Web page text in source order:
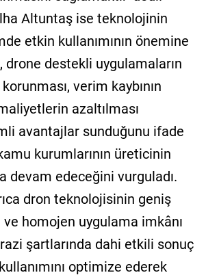
Altuntaş ise teknolojinin
etkin kullanımının önemine
drone destekli uygulamaların
korunması, verim kaybının
azaltılması
avantajlar sunduğunu ifade
kurumlarının üreticinin
devam edeceğini vurguladı.
dron teknolojisinin geniş
ve homojen uygulama imkânı
şartlarında dahi etkili sonuç
optimize ederek